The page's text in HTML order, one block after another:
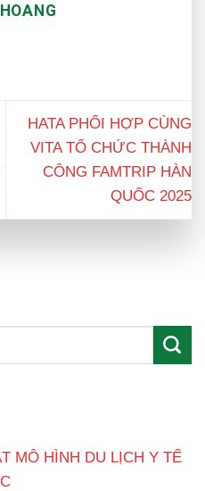
HATA PHỐI HỢP CÙNG
VITA TỔ CHỨC THÀNH
CÔNG FAMTRIP HÀN
QUỐC 2025
MÔ HÌNH DU LỊCH Y TẾ